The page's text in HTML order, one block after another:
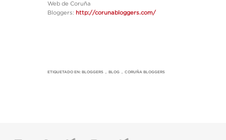
Web de Coruña
Bloggers: http://corunabloggers.com/
ETIQUETADO EN: BLOGGERS, BLOG, CORUÑA BLOGGERS